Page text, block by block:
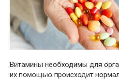
Витамины необходимы для
их помощью происходит